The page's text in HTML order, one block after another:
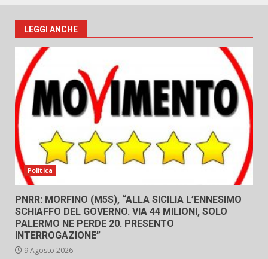
LEGGI ANCHE
Politica
PNRR: MORFINO (M5S), “ALLA SICILIA L’ENNESIMO
SCHIAFFO DEL GOVERNO. VIA 44 MILIONI, SOLO
PALERMO NE PERDE 20. PRESENTO
INTERROGAZIONE”
9 Agosto 2026